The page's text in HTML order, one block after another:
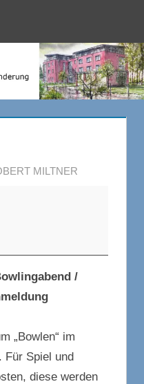
MILTNER
/
„Bowlen“ im
Für Spiel und
diese werden